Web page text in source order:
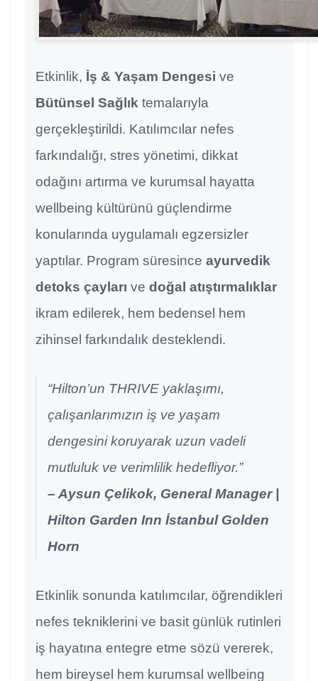
Etkinlik, İş & Yaşam Dengesi ve
Bütünsel Sağlık temalarıyla
gerçekleştirildi. Katılımcılar nefes
farkındalığı, stres yönetimi, dikkat
odağını artırma ve kurumsal hayatta
wellbeing kültürünü güçlendirme
konularında uygulamalı egzersizler
yaptılar. Program süresince ayurvedik
detoks çayları ve doğal atıştırmalıklar
ikram edilerek, hem bedensel hem
zihinsel farkındalık desteklendi.
“Hilton’un THRIVE yaklaşımı,
çalışanlarımızın iş ve yaşam
dengesini koruyarak uzun vadeli
mutluluk ve verimlilik hedefliyor.”
– Aysun Çelikok, General Manager |
Hilton Garden Inn İstanbul Golden
Horn
Etkinlik sonunda katılımcılar, öğrendikleri
nefes tekniklerini ve basit günlük rutinleri
iş hayatına entegre etme sözü vererek,
hem bireysel hem kurumsal wellbeing